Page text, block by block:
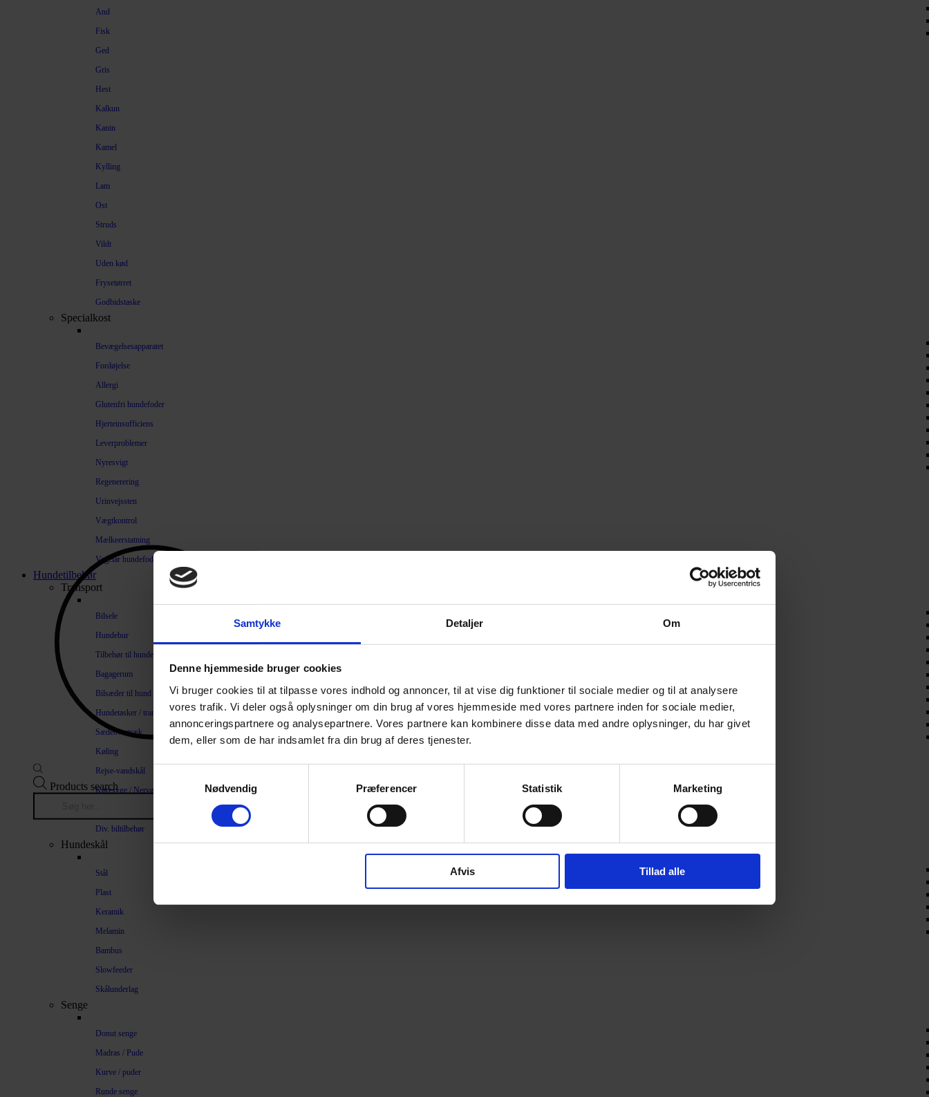
Samtykke Detaljer Om
Denne hjemmeside bruger cookies
Vi bruger cookies til at tilpasse vores indhold og annoncer, til at vise dig funktioner til sociale medier og til at analysere
vores trafik. Vi deler også oplysninger om din brug af vores hjemmeside med vores partnere inden for sociale medier,
annonceringspartnere og analysepartnere. Vores partnere kan kombinere disse data med andre oplysninger, du har givet
dem, eller som de har indsamlet fra din brug af deres tjenester.
Nødvendig
Præferencer Statistik Marketing
Afvis Tillad alle
And
Fisk
Ged
Gris
Hest
Kalkun
Kanin
Kamel
Kylling
Lam
Ost
Struds
Vildt
Uden kød
Frysetørret
Godbidstaske
Specialkost
Bevægelsesapparatet
Fordøjelse
Allergi
Glutenfri hundefoder
Hjerteinsufficiens
Leverproblemer
Nyresvigt
Regenerering
Urinvejssten
Vægtkontrol
Mælkeerstatning
Vegetar hundefoder
Hundetilbehør
Transport
Bilsele
Hundebur
Tilbehør til hundebure
Bagagerum
Bilsæder til hund
Hundetasker / transportkasser
Sædeovertræk
Køling
Rejse-vandskål
Køresyge / Nervøsitet
Div. biltilbehør
Hundeskål
Stål
Plast
Keramik
Melamin
Bambus
Slowfeeder
Skålunderlag
Senge
Donut senge
Madras / Pude
Kurve / puder
Runde senge
Products search